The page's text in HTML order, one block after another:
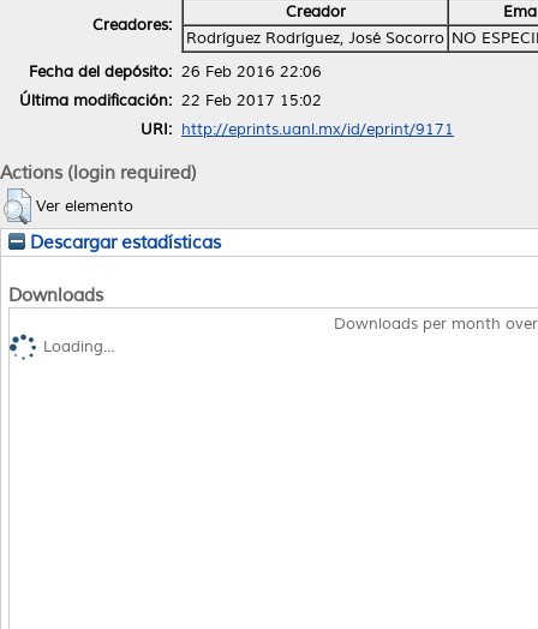
Creadores:
Creador
Rodríguez Rodríguez, José Socorro NO
Fecha del depósito: 26 Feb 2016 22:06
Última modificación: 22 Feb 2017 15:02
URI: http://eprints.uanl.mx/id/eprint/9171
Actions (login required)
Ver elemento
Descargar estadísticas
Downloads
Downloads per month
Loading...